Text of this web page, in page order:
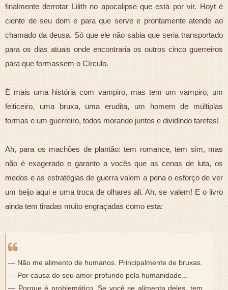
finalmente derrotar Lilith no apocalipse que está por vir. Hoyt é
ciente de seu dom e para que serve e prontamente atende ao
chamado da deusa. Só que ele não sabia queseria transportado
para os dias atuais onde encontraria os outros cinco guerreiros
para que formassem o Círculo.
É mais uma história com vampiro, mas tem um vampiro, um
feiticeiro, uma bruxa, uma erudita, um homem de múltiplas
formas e um guerreiro, todos morando juntos e dividindo tarefas!
Ah, para os machões de plantão: tem romance, tem sim, mas
não é exagerado e garanto a vocês que as cenas de luta, os
medos e as estratégias de guerra valem a pena o esforço de ver
um beijo aqui e uma troca de olhares ali. Ah, se valem! E o livro
ainda tem tiradas muito engraçadas como esta:
— Não me alimento de humanos. Principalmente de bruxas.
— Por causa do seu amor profundo pela humanidade...
— Porque é problemático. Se você se alimenta deles, tem